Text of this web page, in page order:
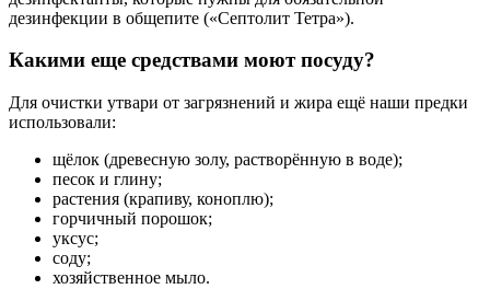
дезинфекции в общепите («Септолит Тетра»).
Какими еще средствами моют посуду?
Для очистки утвари от загрязнений и жира ещё наши предки
использовали:
щёлок (древесную золу, растворённую в воде);
песок и глину;
растения (крапиву, коноплю);
горчичный порошок;
уксус;
соду;
хозяйственное мыло.